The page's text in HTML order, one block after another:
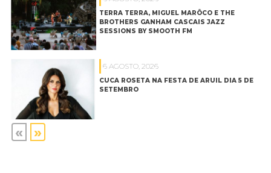
TERRA TERRA, MIGUEL MARÔCO E THE
BROTHERS GANHAM CASCAIS JAZZ
SESSIONS BY SMOOTH FM
6 AGOSTO, 2026
CUCA ROSETA NA FESTA DE ARUIL DIA 5 DE
SETEMBRO
« »